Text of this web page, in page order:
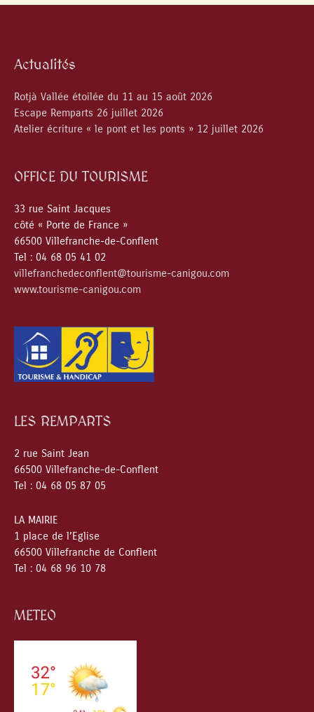
Actualités
Rotjà Vallée étoilée du 11 au 15 août 2026
Escape Remparts 26 juillet 2026
Atelier écriture « le pont et les ponts » 12 juillet 2026
OFFICE DU TOURISME
33 rue Saint Jacques
côté « Porte de France »
66500 Villefranche-de-Conflent
Tel : 04 68 05 41 02
villefranchedeconflent@tourisme-canigou.com
www.tourisme-canigou.com
LES REMPARTS
2 rue Saint Jean
66500 Villefranche-de-Conflent
Tel : 04 68 05 87 05
LA MAIRIE
1 place de l’Eglise
66500 Villefranche de Conflent
Tel : 04 68 96 10 78
METEO